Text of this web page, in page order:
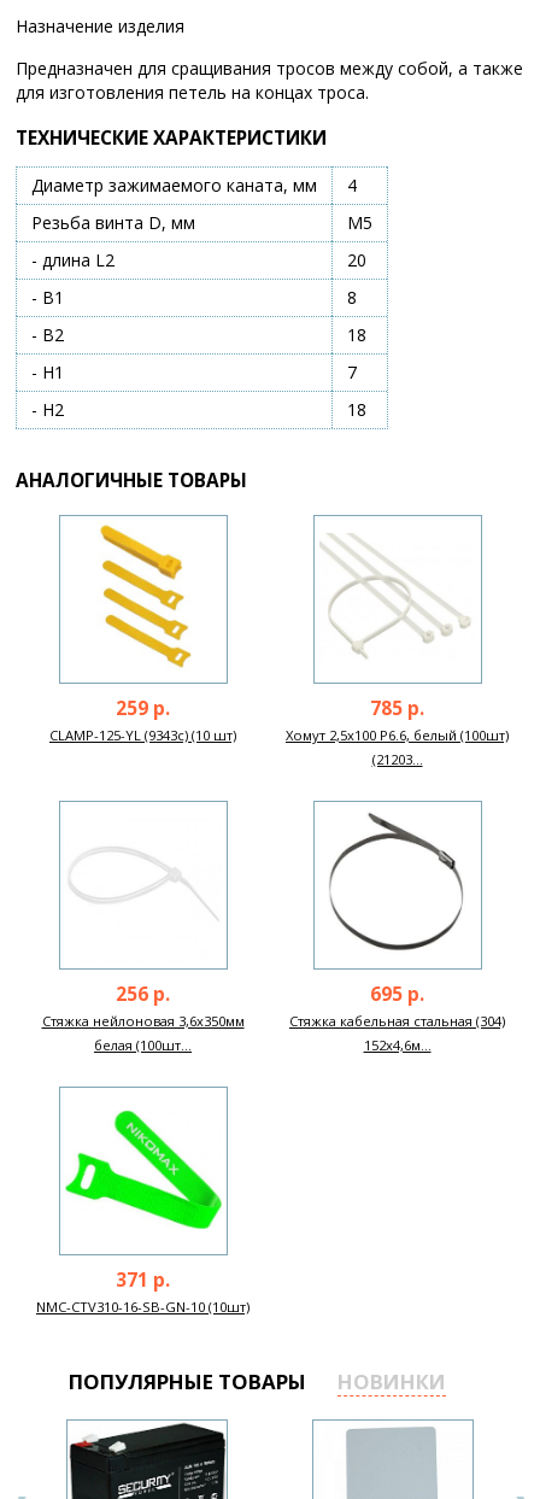
Назначение изделия
Предназначен для сращивания тросов между собой, а также
для изготовления петель на концах троса.
ТЕХНИЧЕСКИЕ ХАРАКТЕРИСТИКИ
Диаметр зажимаемого каната, мм
4
Резьба винта D, мм
М5
- длина L2
20
- B1
8
- B2
18
- H1
7
- H2
18
АНАЛОГИЧНЫЕ ТОВАРЫ
259 р.
CLAMP-125-YL (9343c) (10 шт)
785 р.
Хомут 2,5x100 P6.6, белый (100шт)
(21203...
256 р.
Стяжка нейлоновая 3,6х350мм
белая (100шт...
695 р.
Стяжка кабельная стальная (304)
152x4,6м...
371 р.
NMC-CTV310-16-SB-GN-10 (10шт)
ПОПУЛЯРНЫЕ ТОВАРЫ НОВИНКИ